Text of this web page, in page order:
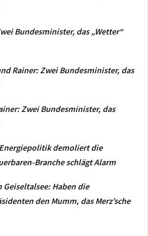
Bundesminister, das „Wetter“
Rainer: Zwei Bundesminister, das
Zwei Bundesminister, das
demoliert die
Branche schlägt Alarm
Haben die
den Mumm, das Merz’sche